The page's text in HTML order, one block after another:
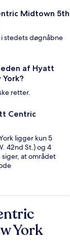
Midtown 5th
stedets døgnåbne
af Hyatt
retter.
Centric
ligger kun 5
42nd St.) og 4
siger, at området
York